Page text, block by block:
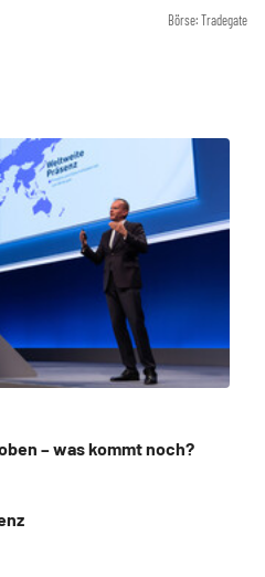
Börse: Tradegate
– was kommt noch?